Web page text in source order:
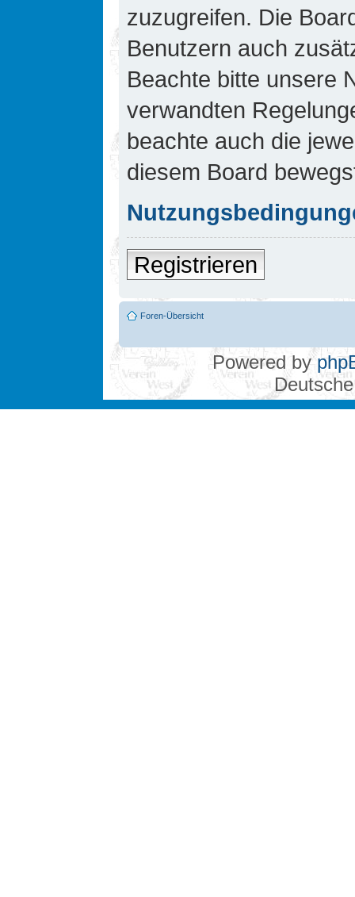
zuzugreifen. Die
Benutzern auch
Beachte bitte unsere
verwandten
beachte auch die
diesem Board
Registrieren
Foren-Übersicht
Powered by